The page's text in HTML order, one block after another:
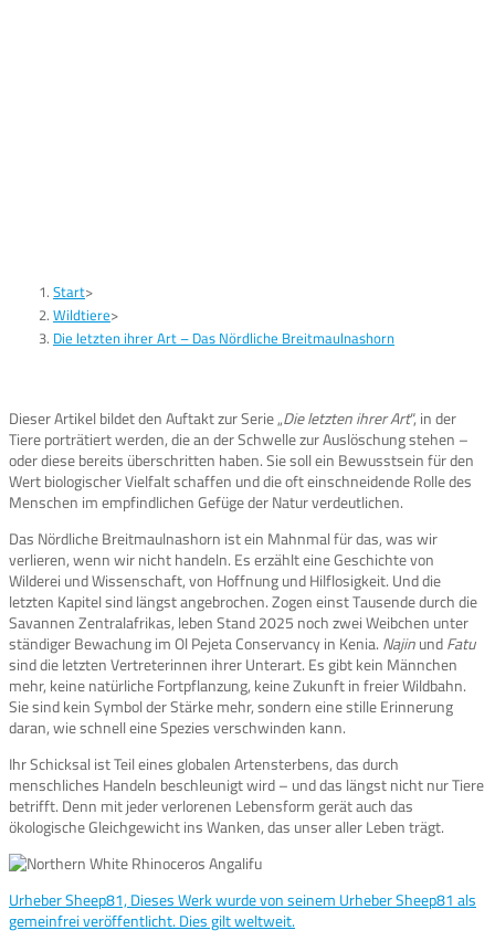
Start>
Wildtiere>
Die letzten ihrer Art – Das Nördliche Breitmaulnashorn
Dieser Artikel bildet den Auftakt zur Serie „Die letzten ihrer Art“, in der
Tiere porträtiert werden, die an der Schwelle zur Auslöschung stehen –
oder diese bereits überschritten haben. Sie soll ein Bewusstsein für den
Wert biologischer Vielfalt schaffen und die oft einschneidende Rolle des
Menschen im empfindlichen Gefüge der Natur verdeutlichen.
Das Nördliche Breitmaulnashorn ist ein Mahnmal für das, was wir
verlieren, wenn wir nicht handeln. Es erzählt eine Geschichte von
Wilderei und Wissenschaft, von Hoffnung und Hilflosigkeit. Und die
letzten Kapitel sind längst angebrochen. Zogen einst Tausende durch die
Savannen Zentralafrikas, leben Stand 2025 noch zwei Weibchen unter
ständiger Bewachung im Ol Pejeta Conservancy in Kenia.NajinundFatu
sind die letzten Vertreterinnen ihrer Unterart. Es gibt kein Männchen
mehr, keine natürliche Fortpflanzung, keine Zukunft in freier Wildbahn.
Sie sind kein Symbol der Stärke mehr, sondern eine stille Erinnerung
daran, wie schnell eine Spezies verschwinden kann.
Ihr Schicksal ist Teil eines globalen Artensterbens, das durch
menschliches Handeln beschleunigt wird – und das längst nicht nur Tiere
betrifft. Denn mit jeder verlorenen Lebensform gerät auch das
ökologische Gleichgewicht ins Wanken, das unser aller Leben trägt.
Urheber Sheep81, Dieses Werk wurde von seinem Urheber Sheep81 als
gemeinfrei veröffentlicht. Dies gilt weltweit.